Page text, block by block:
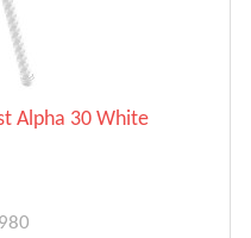
Alpha 30 White